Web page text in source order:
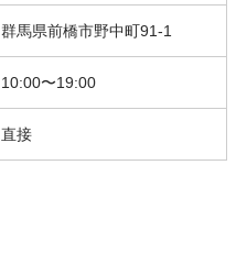
群馬県前橋市野中町91-1
10:00〜19:00
直接